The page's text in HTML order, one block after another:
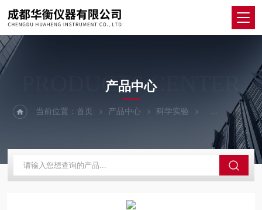
PRODUCTS CENTER
产品中心
当前位置：首页 产品中心 科学实验 其他仪器设备